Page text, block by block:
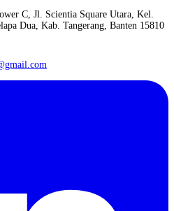
C, Jl. Scientia Square Utara, Kel.
Dua, Kab. Tangerang, Banten 15810